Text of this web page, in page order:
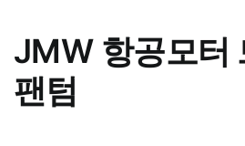
JMW 항공모터
팬텀